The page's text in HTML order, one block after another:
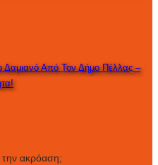
Δαμιανό Από Τον Δήμο Πέλλας –
την ακρόαση;